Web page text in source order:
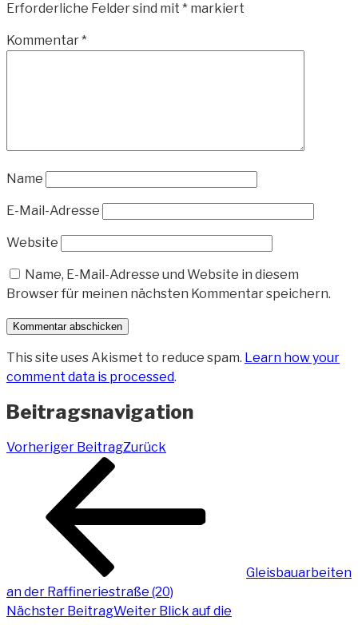
Erforderliche Felder sind mit * markiert
Kommentar*
Name
E-Mail-Adresse
Website
Name, E-Mail-Adresse und Website in diesem
Browser für meinen nächsten Kommentar speichern.
This site uses Akismet to reduce spam. Learn how your
comment data is processed.
Beitragsnavigation
Vorheriger BeitragZurück
Gleisbauarbeiten
an der Raffineriestraße (20)
Nächster BeitragWeiter Blick auf die